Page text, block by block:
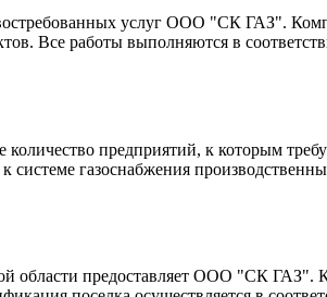
услуг ООО "СК ГАЗ".
Все работы выполняются в
предприятий, к которым
газоснабжения
области предоставляет ООО "СК ГАЗ".